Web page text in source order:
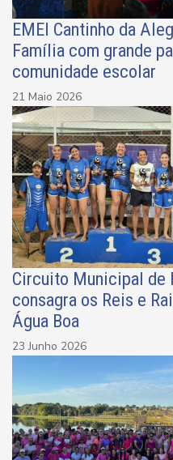
EMEI Cantinho da
Família com grande
comunidade escolar
21 Maio 2026
Circuito Municipal de
consagra os Reis e
Água Boa
23 Junho 2026